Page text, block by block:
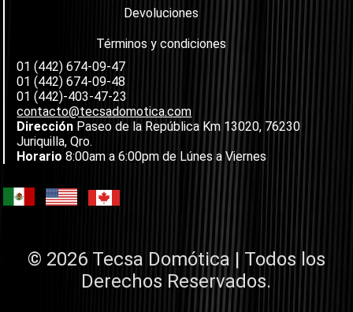
Devoluciones
Términos y condiciones
01 (442) 674-09-47
01 (442) 674-09-48
01 (442)-403-47-23
contacto@tecsadomotica.com
Dirección Paseo de la República Km 13020, 76230
Juriquilla, Qro.
Horario 8:00am a 6:00pm de Lúnes a Viernes
© 2026 Tecsa Domótica | Todos los
Derechos Reservados.